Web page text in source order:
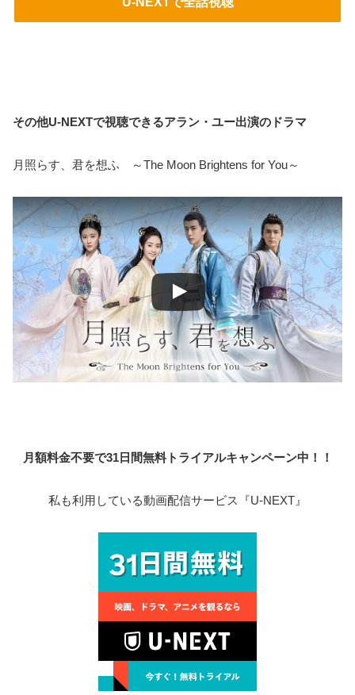
その他U-NEXTで視聴できるアラン・ユー出演のドラマ
月照らす、君を想ふ ～The Moon Brightens for You～
月額料金不要で31日間無料トライアルキャンペーン中！！
私も利用している動画配信サービス『U-NEXT』